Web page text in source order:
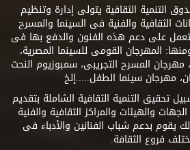
التنمية الثقافية يتولى إدارة وتنظيم
الثقافية والفنية فى السينما والمسرح
تعمل على دعم هذه الفنون والدفع بها فى
المهرجان القومى للسينما المصرية،
المسرح التجريبى، سمبوزيوم النحت
مهرجان سينما الطفل.....إلخ
تحقيق التنمية الثقافية الشاملة بتقديم
والهيئات والمراكز الثقافية والفنية
يقوم بدعم شباب الفنانين والأدباء فى
فروع الثقافة.